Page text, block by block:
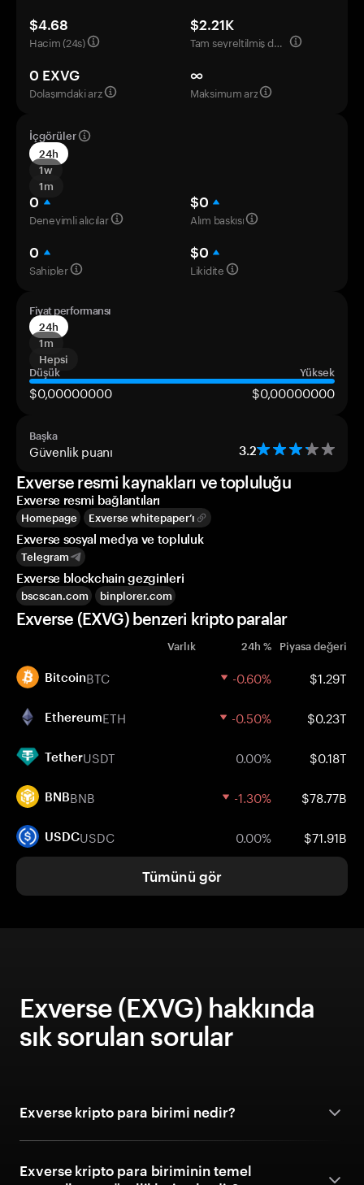
$4.68
Hacim (24s)
$2.21K
Tam seyreltilmiş değerleme
0 EXVG
Dolaşımdaki arz
∞
Maksimum arz
İçgörüler
24h
1w
1m
0
Deneyimli alıcılar
$0
Alım baskısı
0
Sahipler
$0
Likidite
Fiyat performansı
24h
1m
Hepsi
Düşük
Yüksek
$0,00000000 $0,00000000
Başka
Güvenlik puanı 3.2
Exverse resmi kaynakları ve topluluğu
Exverse resmi bağlantıları
Homepage Exverse whitepaper’ı
Exverse sosyal medya ve topluluk
Telegram
Exverse blockchain gezginleri
bscscan.com binplorer.com
Exverse (EXVG) benzeri kripto paralar
Varlık 24h % Piyasa değeri
BitcoinBTC -0.60% $1.29T
EthereumETH -0.50% $0.23T
TetherUSDT 0.00% $0.18T
BNBBNB -1.30% $78.77B
USDCUSDC 0.00% $71.91B
Tümünü gör
Exverse (EXVG) hakkında
sık sorulan sorular
Exverse kripto para birimi nedir?
Exverse kripto para biriminin temel